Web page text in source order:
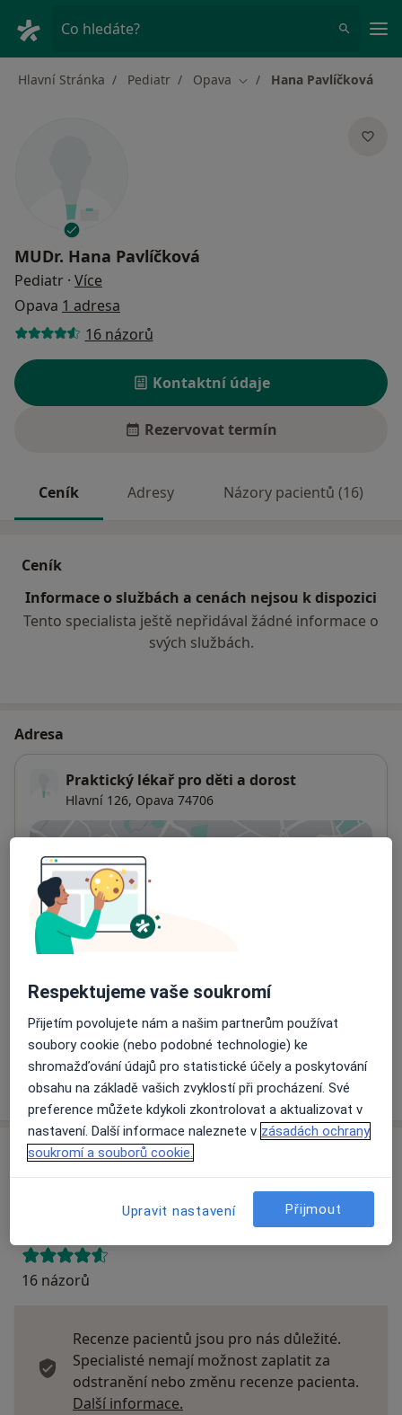
Co hledáte?
Hlavní Stránka Pediatr Opava Změna města
Hana Pavlíčková
MUDr. Hana Pavlíčková
Pediatr · Více
Opava 1 adresa
16 názorů
Kontaktní údaje
Rezervovat termín
Ceník Adresy Názory pacientů (16)
Ceník
Informace o službách a cenách nejsou k dispozici
Tento specialista ještě nepřidával žádné informace o
svých službách.
Adresa
Praktický lékař pro děti a dorost
Hlavní 126, Opava 74706
Dostupnost
Na této adrese online kalendář není aktivní
Co mám v takové situaci udělat?
Způsoby platby (soukromé návštěvy)
Na teto adrese lékař přijímá pacienty na pojišťovnu
Detaily
Víceo adrese
Názory
Přidejte svůj názor
16 názorů
Recenze pacientů jsou pro nás důležité.
Specialisté nemají možnost zaplatit za
odstranění nebo změnu recenze pacienta.
Další informace.
Respektujeme vaše soukromí
Přijetím povolujete nám a našim partnerům používat
soubory cookie (nebo podobné technologie) ke
shromažďování údajů pro statistické účely a poskytování
obsahu na základě vašich zvyklostí při procházení. Své
preference můžete kdykoli zkontrolovat a aktualizovat v
nastavení. Další informace naleznete v zásadách ochrany
soukromí a souborů cookie.
Upravit nastavení Přijmout